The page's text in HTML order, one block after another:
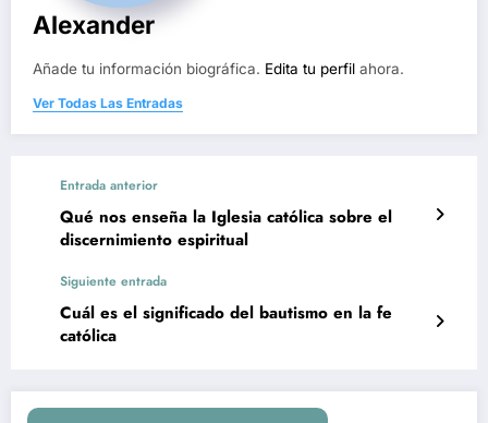
Alexander
Añade tu información biográfica. Edita tu perfil ahora.
Ver Todas Las Entradas
Entrada anterior
Qué nos enseña la Iglesia católica sobre el
discernimiento espiritual
Siguiente entrada
Cuál es el significado del bautismo en la fe
católica